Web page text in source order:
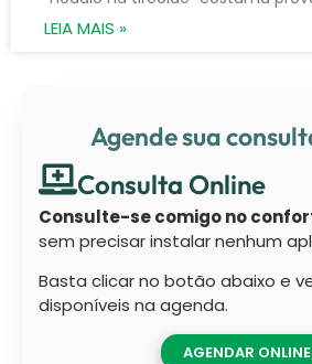
LEIA MAIS »
Agende sua
Consulta Online
Consulte-se comigo no
sem precisar instalar nenhum
Basta clicar no botão abaixo e
disponíveis na agenda.
AGENDAR ONLINE